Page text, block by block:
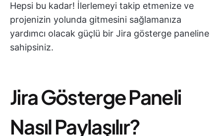
Hepsi bu kadar! İlerlemeyi takip etmenize ve
projenizin yolunda gitmesini sağlamanıza
yardımcı olacak güçlü bir Jira gösterge paneline
sahipsiniz.
Jira Gösterge Paneli
Nasıl Paylaşılır?